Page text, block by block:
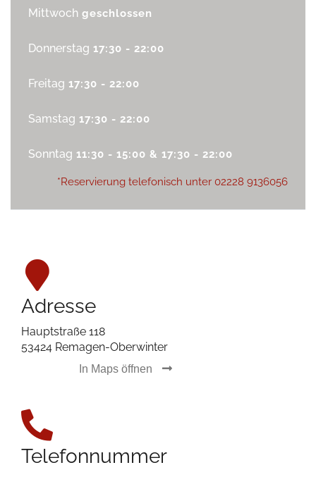
Mittwoch geschlossen
Donnerstag 17:30 - 22:00
Freitag 17:30 - 22:00
Samstag 17:30 - 22:00
Sonntag 11:30 - 15:00 & 17:30 - 22:00
*Reservierung telefonisch unter 02228 9136056
Adresse
Hauptstraße 118
53424 Remagen-Oberwinter
In Maps öffnen
Telefonnummer